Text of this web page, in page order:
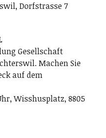
Dorfstrasse 7
Gesellschaft
Machen Sie
auf dem
Wisshusplatz, 8805